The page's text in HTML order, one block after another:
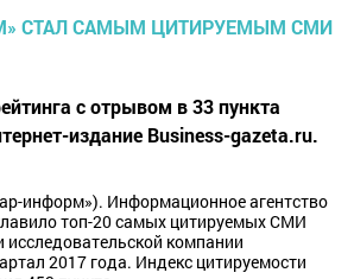
с отрывом в 33 пункта
издание Business-gazeta.ru.
информ»). Информационное агентство
топ-20 самых цитируемых СМИ
исследовательской компании
2017 года. Индекс цитируемости